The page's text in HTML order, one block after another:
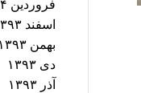
فروردین ۱۳۹۴
اسفند ۱۳۹۳
بهمن ۱۳۹۳
دی ۱۳۹۳
آذر ۱۳۹۳